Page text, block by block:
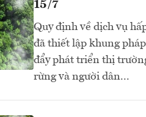
15/7
Quy định về dịch vụ
đã thiết lập khung
đẩy phát triển thị
rừng và người dân...